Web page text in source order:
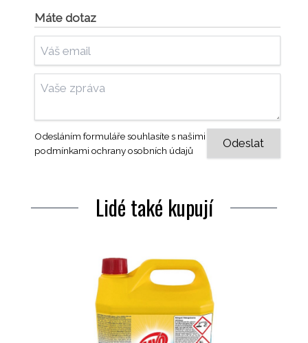
Máte dotaz
Odesláním formuláře souhlasíte s našimi
podmínkami ochrany osobních údajů
Lidé také kupují